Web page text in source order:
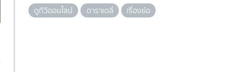
ดูทีวีออนไลน์
ดาราเดลี่ เรื่องย่อ